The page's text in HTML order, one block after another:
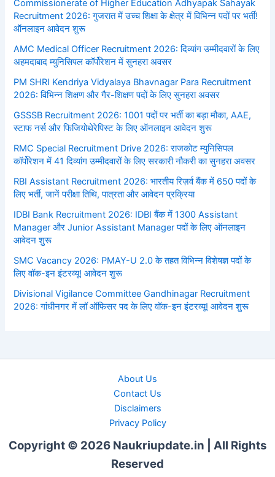
Commissionerate of Higher Education Adhyapak Sahayak
Recruitment 2026: गुजरात में उच्च शिक्षा के क्षेत्र में विभिन्न पदों पर भर्ती!
ऑनलाइन आवेदन शुरू
AMC Medical Officer Recruitment 2026: दिव्यांग उम्मीदवारों के लिए
अहमदाबाद म्युनिसिपल कॉर्पोरेशन में सुनहरा अवसर
PM SHRI Kendriya Vidyalaya Bhavnagar Para Recruitment
2026: विभिन्न शिक्षण और गैर-शिक्षण पदों के लिए सुनहरा अवसर
GSSSB Recruitment 2026: 1001 पदों पर भर्ती का बड़ा मौका, AAE,
स्टाफ नर्स और फिजियोथेरेपिस्ट के लिए ऑनलाइन आवेदन शुरू
RMC Special Recruitment Drive 2026: राजकोट म्युनिसिपल
कॉर्पोरेशन में 41 दिव्यांग उम्मीदवारों के लिए सरकारी नौकरी का सुनहरा अवसर
RBI Assistant Recruitment 2026: भारतीय रिज़र्व बैंक में 650 पदों के
लिए भर्ती, जानें परीक्षा तिथि, पात्रता और आवेदन प्रक्रिया
IDBI Bank Recruitment 2026: IDBI बैंक में 1300 Assistant
Manager और Junior Assistant Manager पदों के लिए ऑनलाइन
आवेदन शुरू
SMC Vacancy 2026: PMAY-U 2.0 के तहत विभिन्न विशेषज्ञ पदों के
लिए वॉक-इन इंटरव्यू! आवेदन शुरू
Divisional Vigilance Committee Gandhinagar Recruitment
2026: गांधीनगर में लॉ ऑफिसर पद के लिए वॉक-इन इंटरव्यू! आवेदन शुरू
About Us
Contact Us
Disclaimers
Privacy Policy
Copyright © 2026 Naukriupdate.in | All Rights
Reserved